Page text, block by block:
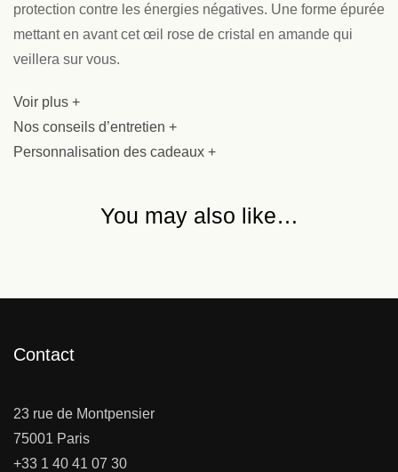
protection contre les énergies négatives. Une forme épurée
mettant en avant cet œil rose de cristal en amande qui
veillera sur vous.
Voir plus +
Nos conseils d’entretien +
Personnalisation des cadeaux +
You may also like…
Contact
23 rue de Montpensier
75001 Paris
+33 1 40 41 07 30